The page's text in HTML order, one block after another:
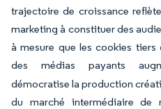
trajectoire de croissance
marketing à constituer des
à mesure que les cookies
des médias payants
démocratise la production
du marché intermédiaire